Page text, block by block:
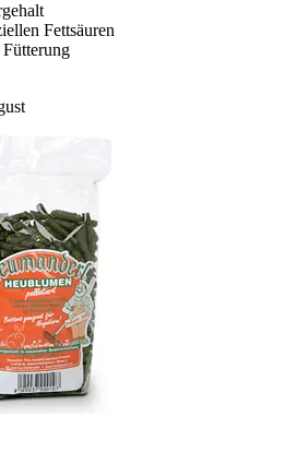
Fettsäuren